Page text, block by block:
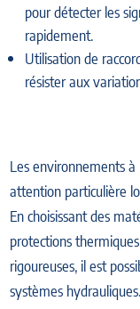
pour détecter les
rapidement.
Utilisation de
résister aux
Les environnements
attention particulière
En choisissant des
protections
rigoureuses, il est
systèmes